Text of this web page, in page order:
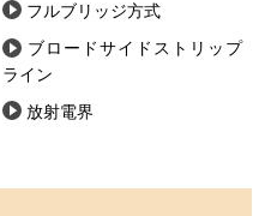
フルブリッジ方式
ブロードサイドストリップ
ライン
放射電界